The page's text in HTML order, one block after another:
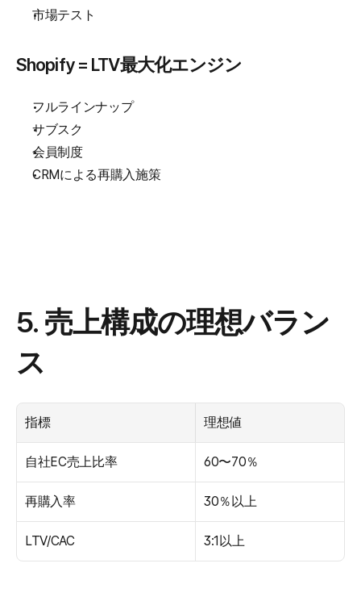
市場テスト
Shopify = LTV最大化エンジン
フルラインナップ
サブスク
会員制度
CRMによる再購入施策
5. 売上構成の理想バラン
ス
指標 理想値
自社EC売上比率 60〜70％
再購入率 30％以上
LTV/CAC 3:1以上